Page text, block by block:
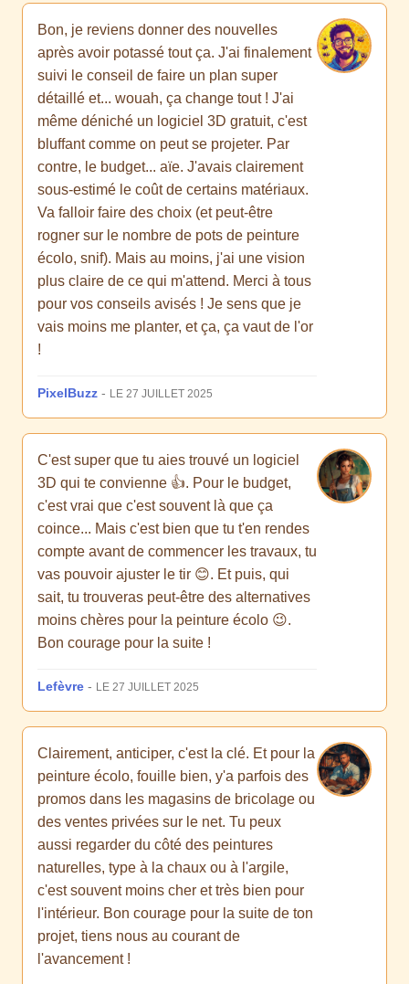
Bon, je reviens donner des nouvelles
après avoir potassé tout ça. J'ai finalement
suivi le conseil de faire un plan super
détaillé et... wouah, ça change tout ! J'ai
même déniché un logiciel 3D gratuit, c'est
bluffant comme on peut se projeter. Par
contre, le budget... aïe. J'avais clairement
sous-estimé le coût de certains matériaux.
Va falloir faire des choix (et peut-être
rogner sur le nombre de pots de peinture
écolo, snif). Mais au moins, j'ai une vision
plus claire de ce qui m'attend. Merci à tous
pour vos conseils avisés ! Je sens que je
vais moins me planter, et ça, ça vaut de l'or
!
PixelBuzz - LE 27 JUILLET 2025
C'est super que tu aies trouvé un logiciel
3D qui te convienne 👍. Pour le budget,
c'est vrai que c'est souvent là que ça
coince... Mais c'est bien que tu t'en rendes
compte avant de commencer les travaux, tu
vas pouvoir ajuster le tir 😊. Et puis, qui
sait, tu trouveras peut-être des alternatives
moins chères pour la peinture écolo 😉.
Bon courage pour la suite !
Lefèvre - LE 27 JUILLET 2025
Clairement, anticiper, c'est la clé. Et pour la
peinture écolo, fouille bien, y'a parfois des
promos dans les magasins de bricolage ou
des ventes privées sur le net. Tu peux
aussi regarder du côté des peintures
naturelles, type à la chaux ou à l'argile,
c'est souvent moins cher et très bien pour
l'intérieur. Bon courage pour la suite de ton
projet, tiens nous au courant de
l'avancement !